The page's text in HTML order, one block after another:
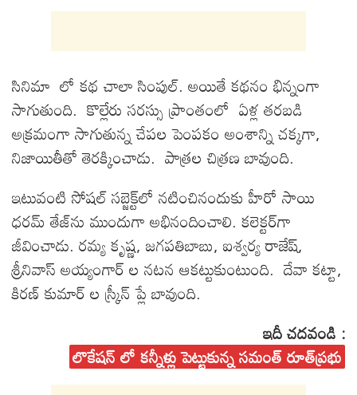
సినిమా లో కథ చాలా సింపుల్. అయితే కథనం భిన్నంగా
సాగుతుంది. కొల్లేరు సరస్సు ప్రాంతంలో ఏళ్ల తరబడి
అక్రమంగా సాగుతున్న చేపల పెంపకం అంశాన్ని చక్కగా,
నిజాయితీతో తెరక్కించాడు. పాత్రల చిత్రణ బావుంది.
ఇటువంటి సోషల్ సబ్జెక్ట్‌లో నటించినందుకు హీరో సాయి
ధరమ్ తేజ్‌ను ముందుగా అభినందించాలి. కలెక్టర్‌గా
జీవించాడు. రమ్య కృష్ణ, జగపతిబాబు, ఐశ్వర్య రాజేష్,
శ్రీనివాస్ అయ్యంగార్ ల నటన ఆకట్టుకుంటుంది. దేవా కట్టా,
కిరణ్ కుమార్ ల స్క్రీన్ ప్లే బావుంది.
ఇదీ చదవండి :
లొకేషన్ లో కన్నీళ్లు పెట్టుకున్న సమంత్ రూత్‌ప్రభు